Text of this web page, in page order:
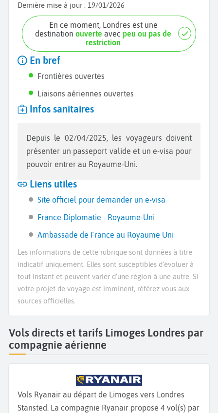
Dernière mise à jour : 19/01/2026
En ce moment, Londres est une
destinationouverte avec peu ou pas de
restriction
En bref
Frontières ouvertes
Liaisons aériennes ouvertes
Infos sanitaires
Depuis le 02/04/2025, les voyageurs doivent
présenter un passeport valide et un e-visa pour
pouvoir entrer au Royaume-Uni.
Liens utiles
Site officiel pour demander un e-visa
France Diplomatie - Royaume-Uni
Ambassade de France au Royaume Uni
Les informations de cette rubrique sont données à titre
indicatif uniquement. Elles sont susceptibles d’évoluer à
tout instant et peuvent varier d’une région à une autre. Si
votre projet de voyage est imminent, référez vous aux
sources officielles.
Vols directs et tarifs Limoges Londres par
compagnie aérienne
Vols Ryanair au départ de Limoges vers Londres
Stansted. La compagnie Ryanair propose 4 vol(s) par